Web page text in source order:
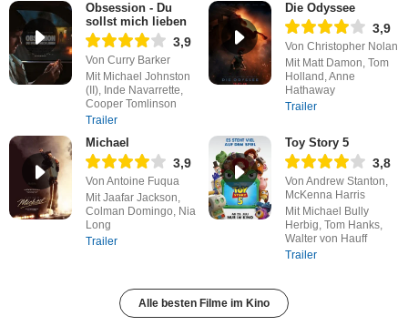
Obsession - Du
sollst mich lieben
3,9
Von Curry Barker
Mit Michael Johnston
(II), Inde Navarrette,
Cooper Tomlinson
Trailer
Die Odyssee
3,9
Von Christopher Nolan
Mit Matt Damon, Tom
Holland, Anne
Hathaway
Trailer
Michael
3,9
Von Antoine Fuqua
Mit Jaafar Jackson,
Colman Domingo, Nia
Long
Trailer
Toy Story 5
3,8
Von Andrew Stanton,
McKenna Harris
Mit Michael Bully
Herbig, Tom Hanks,
Walter von Hauff
Trailer
Alle besten Filme im Kino